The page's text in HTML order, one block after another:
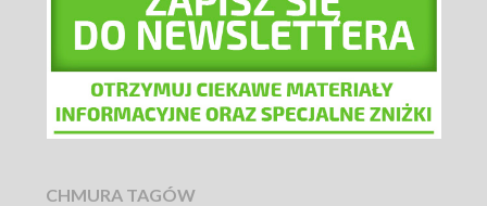
CHMURA TAGÓW